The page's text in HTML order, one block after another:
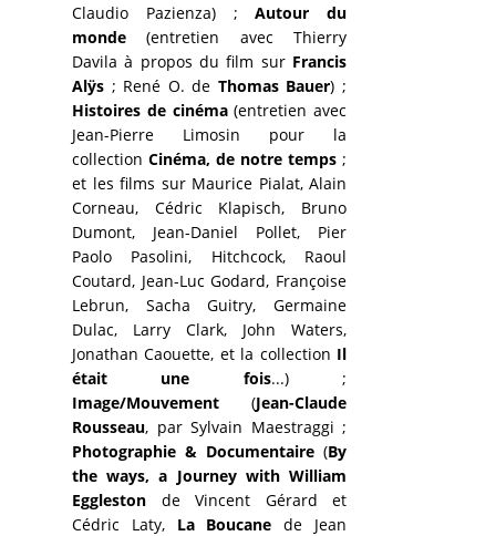
Claudio Pazienza) ;Autour du
monde (entretien avec Thierry
Davila à propos du film sur Francis
Alÿs ; René O. de Thomas Bauer) ;
Histoires de cinéma(entretien avec
Jean-Pierre Limosin pour la
collectionCinéma, de notre temps ;
et les films sur Maurice Pialat, Alain
Corneau, Cédric Klapisch, Bruno
Dumont, Jean-Daniel Pollet, Pier
Paolo Pasolini, Hitchcock, Raoul
Coutard, Jean-Luc Godard, Françoise
Lebrun, Sacha Guitry, Germaine
Dulac, Larry Clark, John Waters,
Jonathan Caouette, et la collection Il
était une fois...) ;
Image/Mouvement(Jean-Claude
Rousseau, par Sylvain Maestraggi ;
Photographie & Documentaire (By
the ways, a Journey with William
Eggleston de Vincent Gérard et
Cédric Laty, La Boucane de Jean